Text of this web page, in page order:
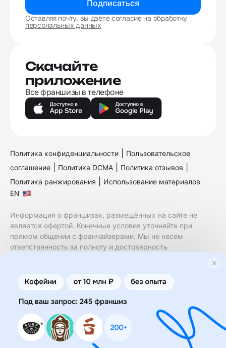
Подписаться
Оставляя почту, вы даёте согласие на обработку
персональных данных
Скачайте
приложение
Все франшизы в телефоне
Политика конфиденциальности
Пользовательское
соглашение
Политика DCMA Политика отзывов
Политика ранжирования
Использование материалов
EN
Информация о франшизах, размещённых на сайте не
является офертой. Конечные условия уточняйте при
прямом общении с франчайзерами. Мы не несем
ответственность за полноту и достоверность
финансовые услуги. Заключение договоров
коммерческой концессии (франчайзинга) осуществляется
правообладателями/их представителями. Бизнесменс.ру
не является посредником или представителем
правообладателя и не несет ответственность за условия
предоставления франшизы и действия лиц,
осуществленные на основании информации, имеющейся